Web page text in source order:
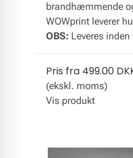
brandhæmmende
WOWprint leverer
OBS: Leveres
Pris fra 499.00
(ekskl. moms)
Vis produkt